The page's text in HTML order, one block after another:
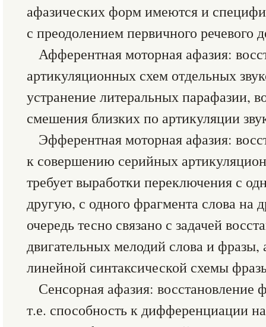
афазических форм имеются и
с преодолением первичного речевого
Афферентная моторная афазия:
артикуляционных схем отдельных
устранение литеральных парафазии,
смешения близких по артикуляции
Эфферентная моторная афазия:
к совершению серийных
требует выработки переключения с
другую, с одного фрагмента слова на
очередь тесно связано с задачей
двигательных мелодий слова и фразы,
линейной синтаксической схемы
Сенсорная афазия: восстановление
т.е. способность к дифференциации